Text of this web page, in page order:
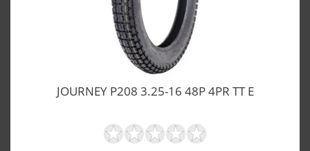
JOURNEY P208 3.25-16 48P 4PR TT E